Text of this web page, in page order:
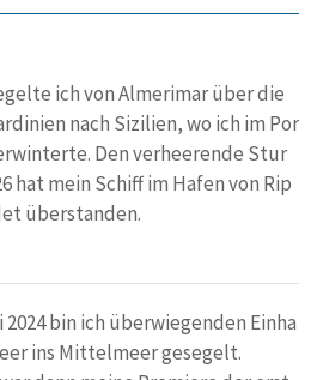
ich von Almerimar über die
nach Sizilien, wo ich im Por
Den verheerende Stur
hat mein Schiff im Hafen von Rip
überstanden.
bin ich überwiegenden Einha
ins Mittelmeer gesegelt.